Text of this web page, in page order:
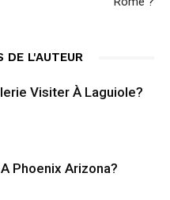
DE L'AUTEUR
Visiter À Laguiole?
Phoenix Arizona?